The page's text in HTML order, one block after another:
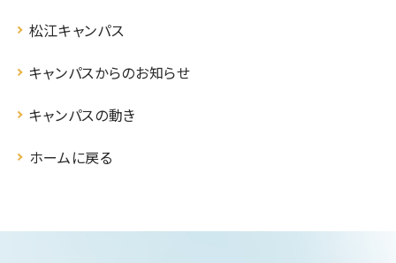
松江キャンパス
キャンパスからのお知らせ
キャンパスの動き
ホームに戻る